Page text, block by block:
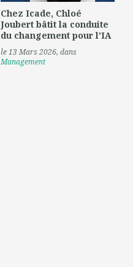
Chez Icade, Chloé
Joubert bâtit la conduite
du changement pour l'IA
le 13 Mars 2026, dans
Management